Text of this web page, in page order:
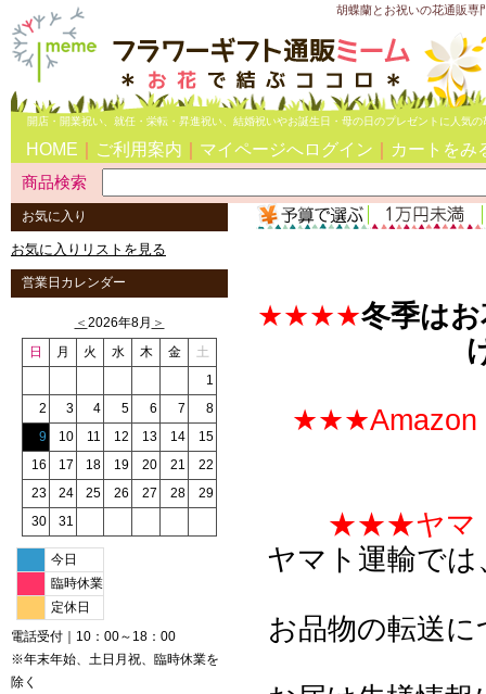
胡蝶蘭とお祝いの花通販
開店・開業祝い、就任・栄転・昇進祝い、結婚祝いやお誕生日・母の日のプレゼントに人気
HOME ご利用案内 マイページへログイン
カートをみ
商品検索
お気に入り
お気に入りリストを見る
営業日カレンダー
＜ 2026年8月 ＞
日
月 火 水 木 金
土
1
2
3 4 5 6 7
8
9
10 11 12 13 14
15
16
17 18 19 20 21
22
23
24 25 26 27 28
29
30
31
今日
臨時休業
定休日
電話受付｜10：00～18：00
※年末年始、土日月祝、臨時休業を
除く
★★★★冬季は
★★★Amazon
★★★ヤマ
ヤマト運輸で
お品物の転送